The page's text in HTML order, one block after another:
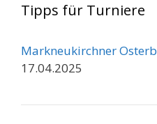
Tipps für Turniere
Markneukirchner
17.04.2025